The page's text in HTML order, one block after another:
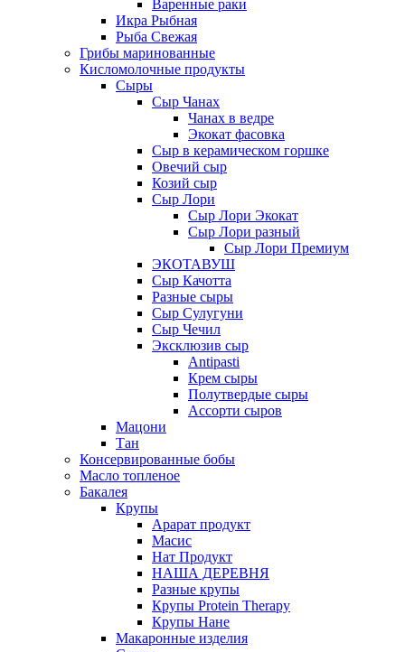
Варенные раки
Икра Рыбная
Рыба Свежая
Грибы маринованные
Кисломолочные продукты
Сыры
Сыр Чанах
Чанах в ведре
Экокат фасовка
Сыр в керамическом горшке
Овечий сыр
Козий сыр
Сыр Лори
Сыр Лори Экокат
Сыр Лори разный
Сыр Лори Премиум
ЭКОТАВУШ
Сыр Качотта
Разные сыры
Сыр Сулугуни
Сыр Чечил
Эксклюзив сыр
Antipasti
Крем сыры
Полутвердые сыры
Ассорти сыров
Мацони
Тан
Консервированные бобы
Масло топленое
Бакалея
Крупы
Арарат продукт
Масис
Нат Продукт
НАША ДЕРЕВНЯ
Разные крупы
Крупы Protein Therapy
Крупы Нане
Макаронные изделия